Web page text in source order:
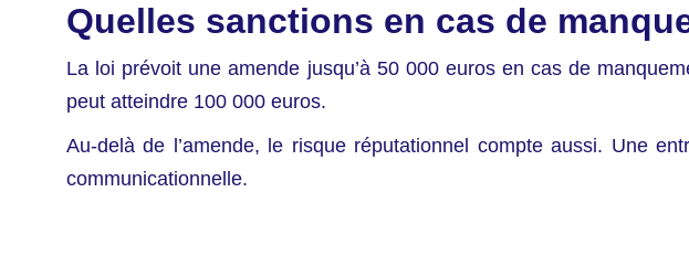
Quelles sanctions en cas de
La loi prévoit une amende jusqu’à 50 000 euros en cas de
peut atteindre 100 000 euros.
Au-delà de l’amende, le risque réputationnel compte aussi. Une
communicationnelle.